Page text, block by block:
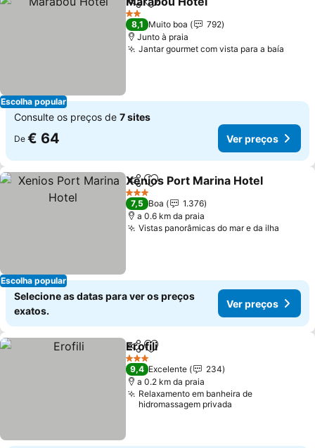
Escolha popular
PartilharAdicionar aos favoritos
2 Estrelas
8,1 Muito boa
792
Junto à praia
Jantar gourmet com vista para a baía
Consulte os preços de 7 sites
De € 64 Ver preços
Escolha popular
PartilharAdicionar aos favoritos
Xenios Port Marina Hotel
3 Estrelas
7,5 Boa
1.376
a 0.6 km da praia
Vistas panorâmicas do mar e da ilha
Selecione as datas para ver os preços
exatos.
Ver preços
PartilharAdicionar aos favoritos
Erofili
3 Estrelas
9,4 Excelente
234
a 0.2 km da praia
Relaxamento em banheira de
hidromassagem privada